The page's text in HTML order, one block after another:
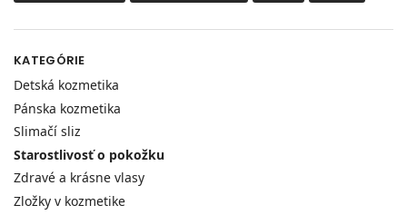
KATEGÓRIE
Detská kozmetika
Pánska kozmetika
Slimačí sliz
Starostlivosť o pokožku
Zdravé a krásne vlasy
Zložky v kozmetike